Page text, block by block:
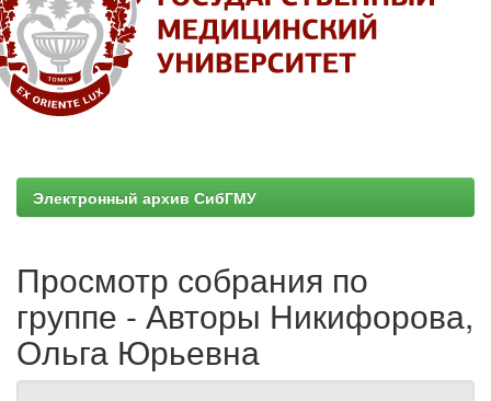
Электронный архив СибГМУ
Просмотр собрания по
группе - Авторы Никифорова,
Ольга Юрьевна